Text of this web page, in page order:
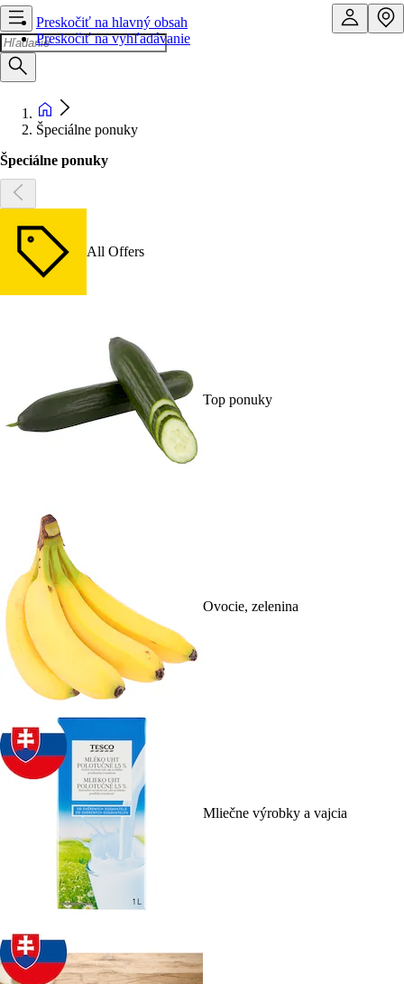
Preskočiť na hlavný obsah
Preskočiť na vyhľadávanie
Špeciálne ponuky
Špeciálne ponuky
All Offers
Top ponuky
Ovocie, zelenina
Mliečne výrobky a vajcia